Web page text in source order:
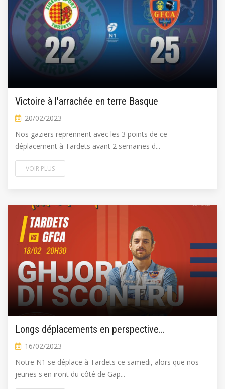
Victoire à l'arrachée en terre Basque
20/02/2023
Nos gaziers reprennent avec les 3 points de ce
déplacement à Tardets avant 2 semaines d...
VOIR PLUS
Longs déplacements en perspective...
16/02/2023
Notre N1 se déplace à Tardets ce samedi, alors que nos
jeunes s'en iront du côté de Gap...